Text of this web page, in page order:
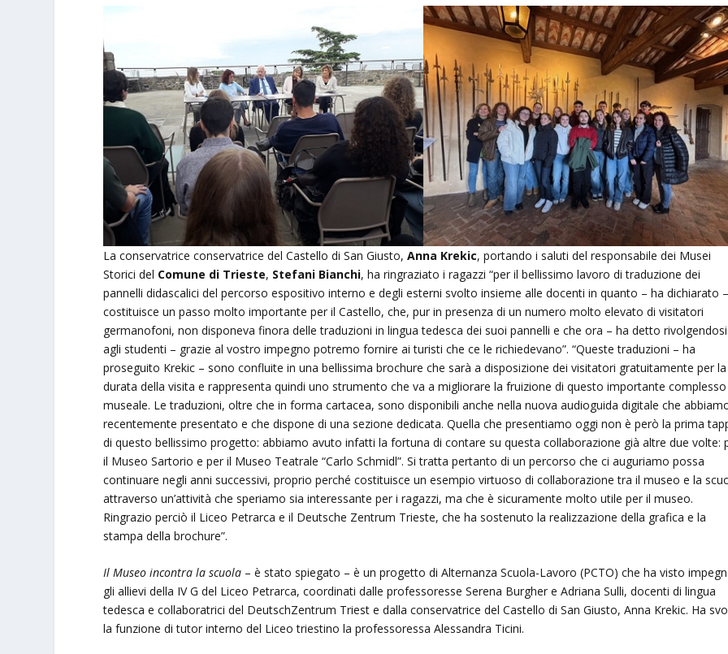
La conservatrice conservatrice del Castello di San Giusto,Anna Krekic, portando i saluti del responsabile dei Musei
Storici del Comune di Trieste, Stefani Bianchi, ha ringraziato i ragazzi “per il bellissimo lavoro di traduzione dei
pannelli didascalici del percorso espositivo interno e degli esterni svolto insieme alle docenti in quanto – ha dichiarato
costituisce un passo molto importante per il Castello, che, pur in presenza di un numero molto elevato di visitatori
germanofoni, non disponeva finora delle traduzioni in lingua tedesca dei suoi pannelli e che ora – ha detto rivolgendosi
agli studenti – grazie al vostro impegno potremo fornire ai turisti che ce le richiedevano”. “Queste traduzioni – ha
proseguito Krekic – sono confluite in una bellissima brochure che sarà a disposizione dei visitatori gratuitamente per la
durata della visita e rappresenta quindi uno strumento che va a migliorare la fruizione di questo importante complesso
museale. Le traduzioni, oltre che in forma cartacea, sono disponibili anche nella nuova audioguida digitale che
recentemente presentato e che dispone di una sezione dedicata. Quella che presentiamo oggi non è però la prima
di questo bellissimo progetto: abbiamo avuto infatti la fortuna di contare su questa collaborazione già altre due volte:
il Museo Sartorio e per il Museo Teatrale “Carlo Schmidl”. Si tratta pertanto di un percorso che ci auguriamo possa
continuare negli anni successivi, proprio perché costituisce un esempio virtuoso di collaborazione tra il museo e la
attraverso un’attività che speriamo sia interessante per i ragazzi, ma che è sicuramente molto utile per il museo.
Ringrazio perciò il Liceo Petrarca e il Deutsche Zentrum Trieste, che ha sostenuto la realizzazione della grafica e la
stampa della brochure”.
Il Museo incontra la scuola – è stato spiegato – è un progetto di Alternanza Scuola-Lavoro (PCTO) che ha visto
gli allievi della IV G del Liceo Petrarca, coordinati dalle professoresse Serena Burgher e Adriana Sulli, docenti di lingua
tedesca e collaboratrici del DeutschZentrum Triest e dalla conservatrice del Castello di San Giusto, Anna Krekic. Ha
la funzione di tutor interno del Liceo triestino la professoressa Alessandra Ticini.